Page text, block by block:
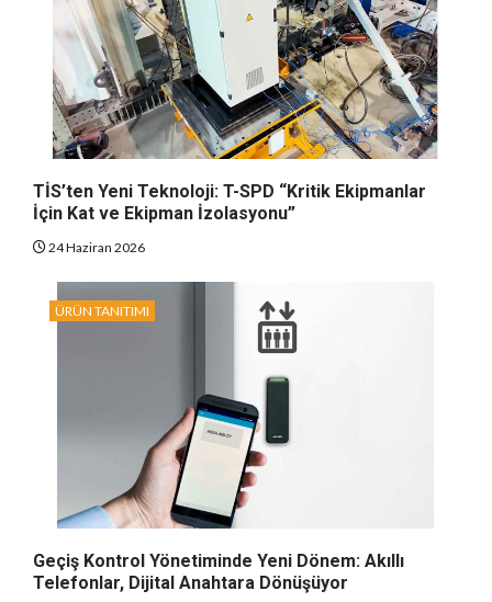
TİS’ten Yeni Teknoloji: T-SPD “Kritik Ekipmanlar
İçin Kat ve Ekipman İzolasyonu”
24 Haziran 2026
ÜRÜN TANITIMI
Geçiş Kontrol Yönetiminde Yeni Dönem: Akıllı
Telefonlar, Dijital Anahtara Dönüşüyor